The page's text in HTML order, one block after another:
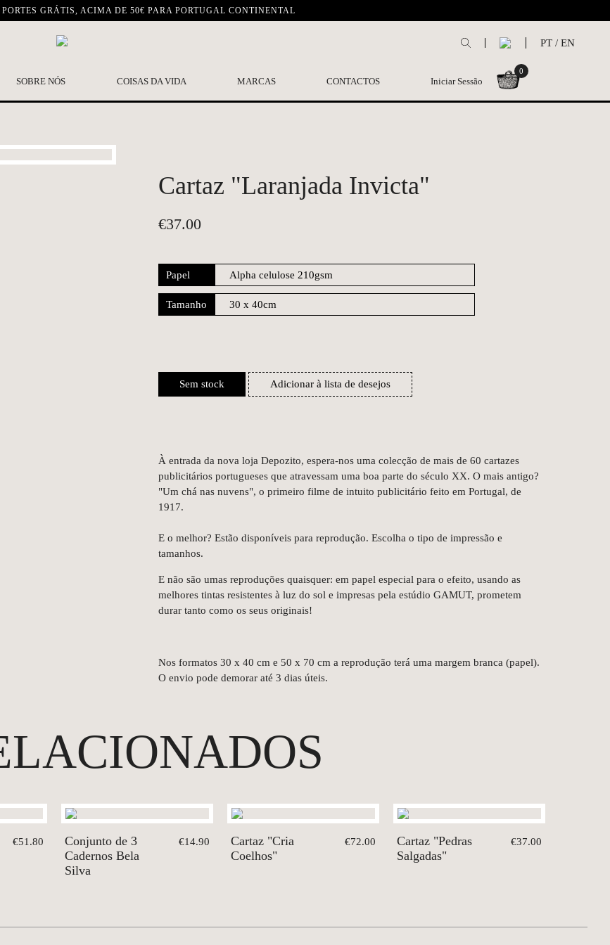
PORTES GRÁTIS, ACIMA DE 50€ PARA PORTUGAL CONTINENTAL
PT / EN
SOBRE NÓS COISAS DA VIDA MARCAS CONTACTOS Iniciar Sessão
0
Cartaz "Laranjada Invicta"
€37.00
Papel
Tamanho
Sem stock Adicionar à lista de desejos
À entrada da nova loja Depozito, espera-nos uma colecção de mais de 60 cartazes
publicitários portugueses que atravessam uma boa parte do século XX. O mais antigo?
"Um chá nas nuvens", o primeiro filme de intuito publicitário feito em Portugal, de
1917.
E o melhor? Estão disponíveis para reprodução. Escolha o tipo de impressão e
tamanhos.
E não são umas reproduções quaisquer: em papel especial para o efeito, usando as
melhores tintas resistentes à luz do sol e impresas pela estúdio GAMUT, prometem
durar tanto como os seus originais!
Nos formatos 30 x 40 cm e 50 x 70 cm a reprodução terá uma margem branca (papel).
O envio pode demorar até 3 dias úteis.
€51.80
Conjunto de 3
Cadernos Bela
Silva
€14.90
Cartaz "Cria
Coelhos"
€72.00
Cartaz "Pedras
Salgadas"
€37.00